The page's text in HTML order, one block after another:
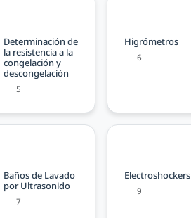
Determinación de
la resistencia a la
congelación y
descongelación
5
Higrómetros
6
Baños de Lavado
por Ultrasonido
7
Electroshockers
9